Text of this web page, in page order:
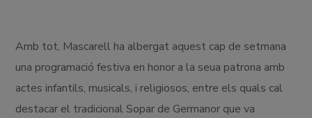
Amb tot, Mascarell ha albergat aquest cap de setmana
una programació festiva en honor a la seua patrona amb
actes infantils, musicals, i religiosos, entre els quals cal
destacar el tradicional Sopar de Germanor que va